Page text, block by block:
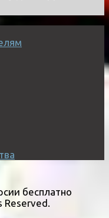
бесплатно